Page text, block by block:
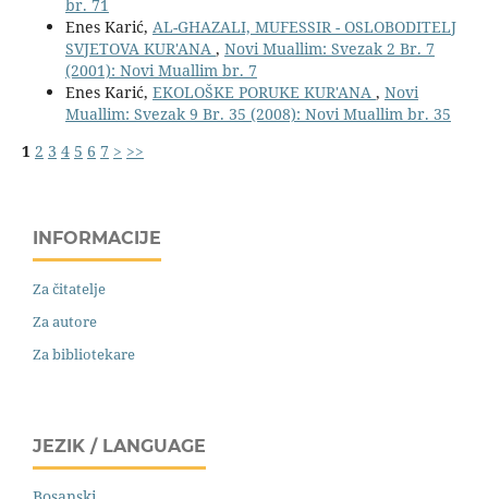
br. 71
Enes Karić, AL-GHAZALI, MUFESSIR - OSLOBODITELJ
SVJETOVA KUR'ANA , Novi Muallim: Svezak 2 Br. 7
(2001): Novi Muallim br. 7
Enes Karić, EKOLOŠKE PORUKE KUR'ANA , Novi
Muallim: Svezak 9 Br. 35 (2008): Novi Muallim br. 35
1 2 3 4 5 6 7 > >>
INFORMACIJE
Za čitatelje
Za autore
Za bibliotekare
JEZIK / LANGUAGE